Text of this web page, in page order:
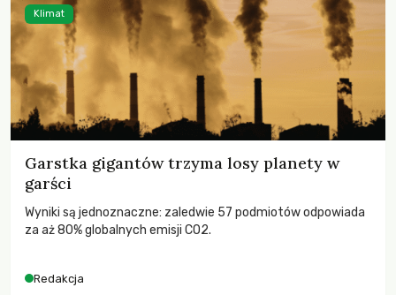
Garstka gigantów trzyma losy planety w
garści
Wyniki są jednoznaczne: zaledwie 57 podmiotów odpowiada
za aż 80% globalnych emisji CO2.
Redakcja
Klimat